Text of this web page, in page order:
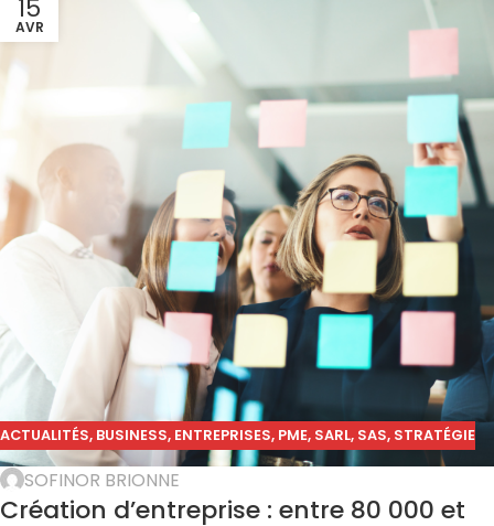
15
AVR
ACTUALITÉS, BUSINESS, ENTREPRISES, PME, SARL, SAS, STRATÉGIE
SOFINOR BRIONNE
Création d’entreprise : entre 80 000 et